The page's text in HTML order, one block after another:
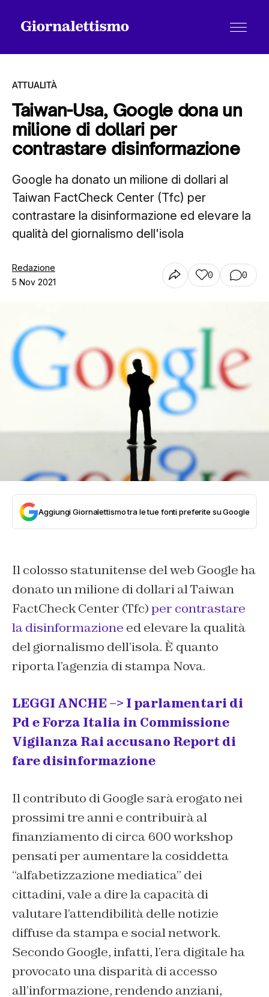
Tutti gli articoli
Chi siamo
Contatti
ATTUALITÀ
Taiwan-Usa, Google dona un
milione di dollari per
contrastare disinformazione
Google ha donato un milione di dollari al
Taiwan FactCheck Center (Tfc) per
contrastare la disinformazione ed elevare la
qualità del giornalismo dell'isola
Redazione
5 Nov 2021
0 0
Aggiungi Giornalettismo tra le tue fonti preferite su Google
Il colosso statunitense del web Google ha
donato un milione di dollari al Taiwan
FactCheck Center (Tfc)per contrastare
la disinformazione ed elevare la qualità
del giornalismo dell’isola. È quanto
riporta l’agenzia di stampa Nova.
LEGGI ANCHE –> I parlamentari di
Pd e Forza Italia in Commissione
Vigilanza Rai accusano Report di
fare disinformazione
Il contributo di Google sarà erogato nei
prossimi tre anni e contribuirà al
finanziamento di circa 600 workshop
pensati per aumentare la cosiddetta
“alfabetizzazione mediatica” dei
cittadini, vale a dire la capacità di
valutare l’attendibilità delle notizie
diffuse da stampa e social network.
Secondo Google, infatti, l’era digitale ha
provocato una disparità di accesso
all’informazione, rendendo anziani,